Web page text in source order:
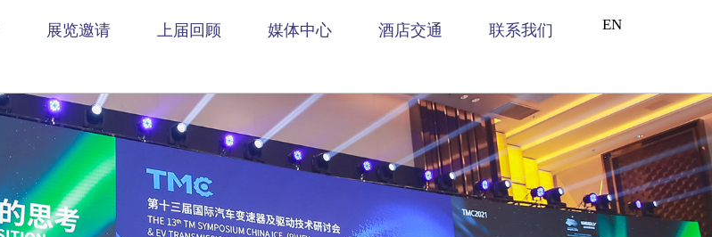
EN
展览邀请 上届回顾 媒体中心 酒店交通 联系我们